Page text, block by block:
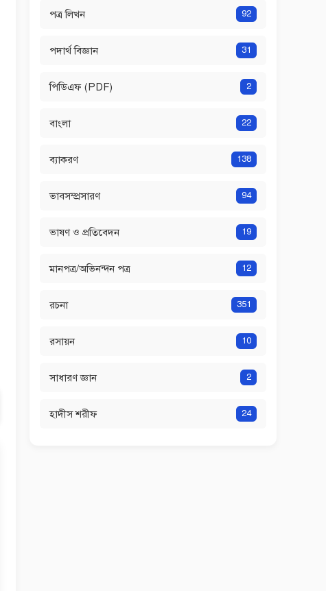
পত্র লিখন 92
পদার্থ বিজ্ঞান 31
পিডিএফ (PDF) 2
বাংলা 22
ব্যাকরণ 138
ভাবসম্প্রসারণ 94
ভাষণ ও প্রতিবেদন 19
মানপত্র/অভিনন্দন পত্র 12
রচনা 351
রসায়ন 10
সাধারণ জ্ঞান 2
হাদীস শরীফ 24